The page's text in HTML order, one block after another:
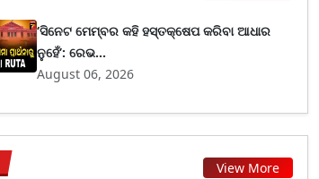
‘ସିନେଟ ମେମ୍ବର କହି ହସ୍ତକ୍ଷେପ କରିବା ଆଧାର
ନୁହେଁ’: ରେଭ...
August 06, 2026
View More